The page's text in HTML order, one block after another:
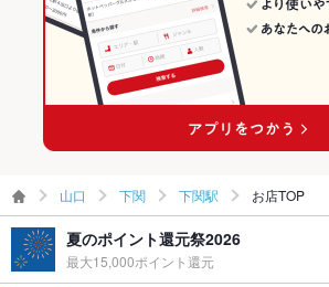
ウェディン
応相談
備考 法事等のご相談も承ります。
下関駅の和食ランキング
山口 下関 下関駅 お店TOP
夏のポイント還元祭2026
最大15,000ポイント還元